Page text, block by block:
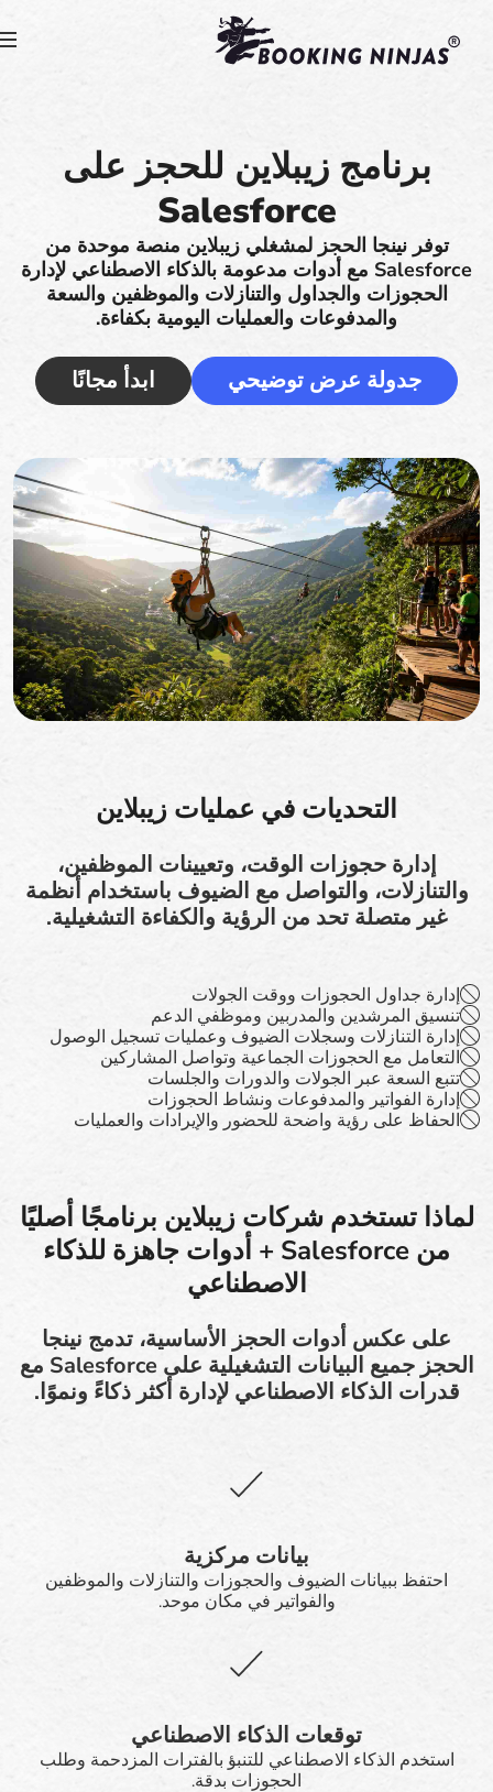
برنامج زيبلاين للحجز على
Salesforce
توفر نينجا الحجز لمشغلي زيبلاين منصة موحدة من
Salesforce مع أدوات مدعومة بالذكاء الاصطناعي لإدارة
الحجوزات والجداول والتنازلات والموظفين والسعة
والمدفوعات والعمليات اليومية بكفاءة.
جدولة عرض توضيحي ابدأ مجانًا
التحديات في عمليات زيبلاين
إدارة حجوزات الوقت، وتعيينات الموظفين،
والتنازلات، والتواصل مع الضيوف باستخدام أنظمة
غير متصلة تحد من الرؤية والكفاءة التشغيلية.
إدارة جداول الحجوزات ووقت الجولات
تنسيق المرشدين والمدربين وموظفي الدعم
إدارة التنازلات وسجلات الضيوف وعمليات تسجيل الوصول
التعامل مع الحجوزات الجماعية وتواصل المشاركين
تتبع السعة عبر الجولات والدورات والجلسات
إدارة الفواتير والمدفوعات ونشاط الحجوزات
الحفاظ على رؤية واضحة للحضور والإيرادات والعمليات
لماذا تستخدم شركات زيبلاين برنامجًا أصليًا
من Salesforce + أدوات جاهزة للذكاء
الاصطناعي
على عكس أدوات الحجز الأساسية، تدمج نينجا
الحجز جميع البيانات التشغيلية على Salesforce مع
قدرات الذكاء الاصطناعي لإدارة أكثر ذكاءً ونموًا.
بيانات مركزية
احتفظ ببيانات الضيوف والحجوزات والتنازلات والموظفين
والفواتير في مكان موحد.
توقعات الذكاء الاصطناعي
استخدم الذكاء الاصطناعي للتنبؤ بالفترات المزدحمة وطلب
الحجوزات بدقة.